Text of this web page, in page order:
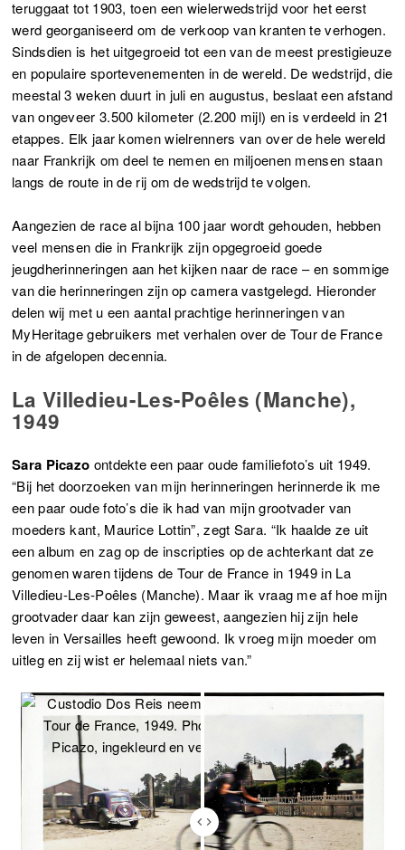
teruggaat tot 1903, toen een wielerwedstrijd voor het eerst
werd georganiseerd om de verkoop van kranten te verhogen.
Sindsdien is het uitgegroeid tot een van de meest prestigieuze
en populaire sportevenementen in de wereld. De wedstrijd, die
meestal 3 weken duurt in juli en augustus, beslaat een afstand
van ongeveer 3.500 kilometer (2.200 mijl) en is verdeeld in 21
etappes. Elk jaar komen wielrenners van over de hele wereld
naar Frankrijk om deel te nemen en miljoenen mensen staan
langs de route in de rij om de wedstrijd te volgen.
Aangezien de race al bijna 100 jaar wordt gehouden, hebben
veel mensen die in Frankrijk zijn opgegroeid goede
jeugdherinneringen aan het kijken naar de race – en sommige
van die herinneringen zijn op camera vastgelegd. Hieronder
delen wij met u een aantal prachtige herinneringen van
MyHeritage gebruikers met verhalen over de Tour de France
in de afgelopen decennia.
La Villedieu-Les-Poêles (Manche),
1949
Sara Picazo ontdekte een paar oude familiefoto’s uit 1949.
“Bij het doorzoeken van mijn herinneringen herinnerde ik me
een paar oude foto’s die ik had van mijn grootvader van
moeders kant, Maurice Lottin”, zegt Sara. “Ik haalde ze uit
een album en zag op de inscripties op de achterkant dat ze
genomen waren tijdens de Tour de France in 1949 in La
Villedieu-Les-Poêles (Manche). Maar ik vraag me af hoe mijn
grootvader daar kan zijn geweest, aangezien hij zijn hele
leven in Versailles heeft gewoond. Ik vroeg mijn moeder om
uitleg en zij wist er helemaal niets van.”